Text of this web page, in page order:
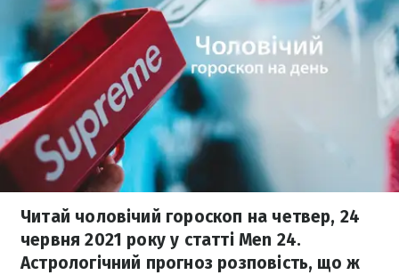
Читай чоловічий гороскоп на четвер, 24
червня 2021 року у статті Men 24.
Астрологічний прогноз розповість, що ж